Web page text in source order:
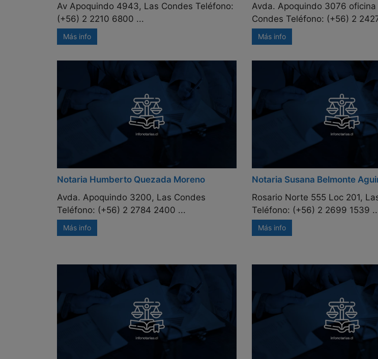
Av Apoquindo 4943, Las Condes Teléfono:
(+56) 2 2210 6800 ...
Más info
Avda. Apoquindo 3076 oficina
Condes Teléfono: (+56) 2
Más info
Notaria Humberto Quezada Moreno
Avda. Apoquindo 3200, Las Condes
Teléfono: (+56) 2 2784 2400 ...
Más info
Notaria Susana Belmonte
Rosario Norte 555 Loc 201,
Teléfono: (+56) 2 2699 1539
Más info